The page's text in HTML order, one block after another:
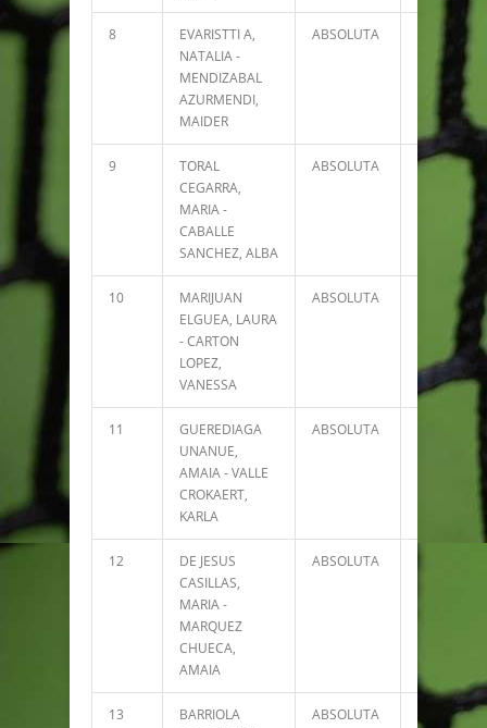
8
EVARISTTI A,
NATALIA -
MENDIZABAL
AZURMENDI,
MAIDER
ABSOLUTA
9
TORAL
CEGARRA,
MARIA -
CABALLE
SANCHEZ, ALBA
ABSOLUTA 9052
10
MARIJUAN
ELGUEA, LAURA
- CARTON
LOPEZ,
VANESSA
ABSOLUTA
11
GUEREDIAGA
UNANUE,
AMAIA - VALLE
CROKAERT,
KARLA
ABSOLUTA
12
DE JESUS
CASILLAS,
MARIA -
MARQUEZ
CHUECA,
AMAIA
ABSOLUTA
13
BARRIOLA
ABSOLUTA